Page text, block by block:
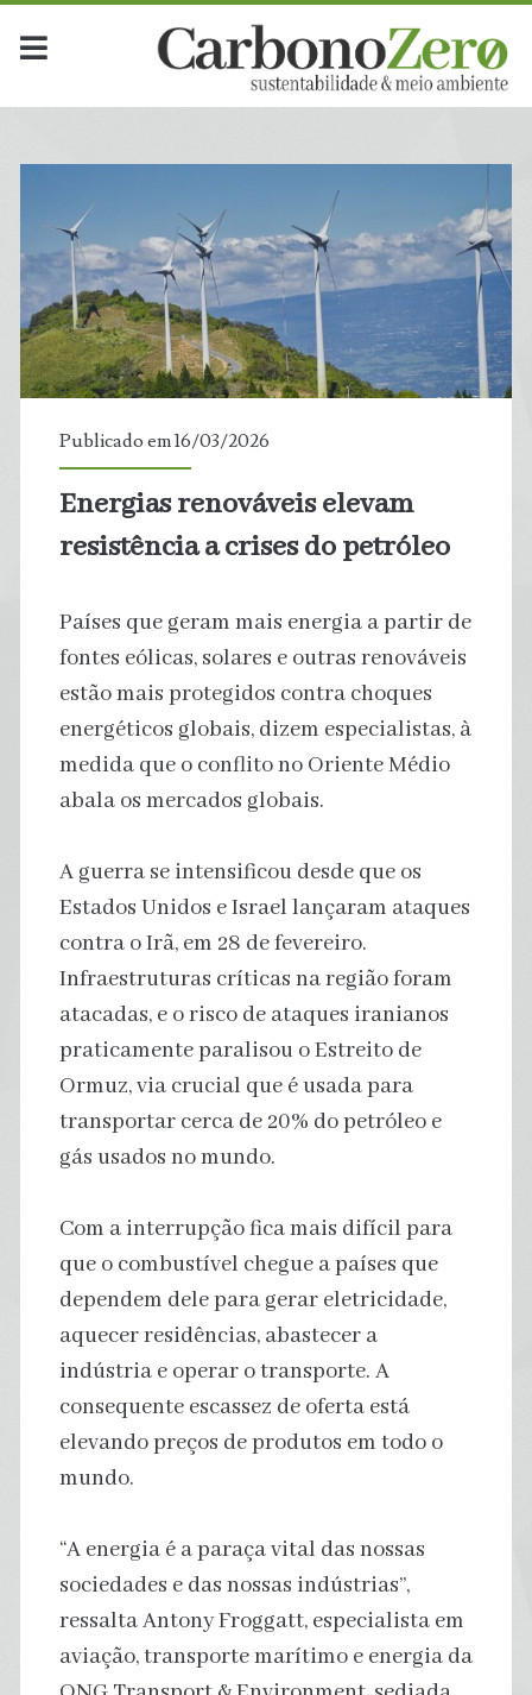
Publicado em 16/03/2026
Energias renováveis elevam
resistência a crises do petróleo
Países que geram mais energia a partir de
fontes eólicas, solares e outras renováveis ​​
estão mais protegidos contra choques
energéticos globais, dizem especialistas, à
medida que o conflito no Oriente Médio
abala os mercados globais.
A guerra se intensificou desde que os
Estados Unidos e Israel lançaram ataques
contra o Irã, em 28 de fevereiro.
Infraestruturas críticas na região foram
atacadas, e o risco de ataques iranianos
praticamente paralisou o Estreito de
Ormuz, via crucial que é usada para
transportar cerca de 20% do petróleo e
gás usados no mundo.
Com a interrupção fica mais difícil para
que o combustível chegue a países que
dependem dele para gerar eletricidade,
aquecer residências, abastecer a
indústria e operar o transporte. A
consequente escassez de oferta está
elevando preços de produtos em todo o
mundo.
“A energia é a paraça vital das nossas
sociedades e das nossas indústrias”,
ressalta Antony Froggatt, especialista em
aviação, transporte marítimo e energia da